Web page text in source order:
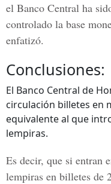
el Banco Central ha
controlado la base
enfatizó.
Conclusiones:
El Banco Central de
circulación billetes en
equivalente al que
lempiras.
Es decir, que si entran
lempiras en billetes de